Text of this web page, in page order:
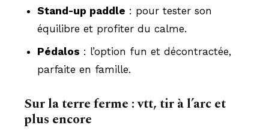
Stand-up paddle : pour tester son
équilibre et profiter du calme.
Pédalos : l’option fun et décontractée,
parfaite en famille.
Sur la terre ferme : vtt, tir à l’arc et
plus encore